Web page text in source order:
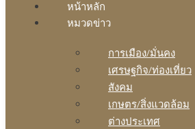
หน้าหลัก
หมวดข่าว
การเมือง/มั่นคง
เศรษฐกิจ/ท่องเที่ยว
สังคม
เกษตร/สิ่งแวดล้อม
ต่างประเทศ